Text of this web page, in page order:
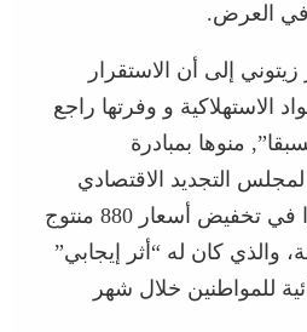
في العرض.
إلى أن الاستقرار
الاستهلاكية و وفرتها راجع
منوها بمبادرة
لمجلس التجديد الاقتصادي
الجزائري الذين ساهموا في تخفيض أسعار 880 منتوج
والذي كان له “أثر إيجابي”
للمواطنين خلال شهر